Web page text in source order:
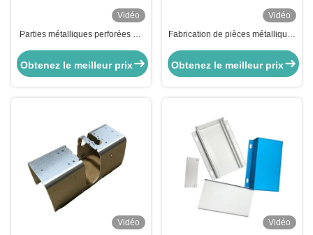
Vidéo
Parties métalliques perforées en
feuille de moule de forgeage
pliage soudage estampillé
Obtenez le meilleur prix
Vidéo
Fabrication de pièces métalliques
sur mesure pour automobile
Obtenez le meilleur prix
Vidéo
Vidéo